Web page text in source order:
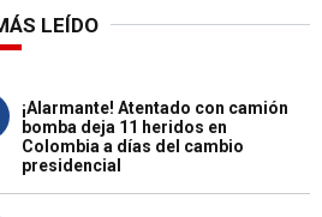
LEÍDO
¡Alarmante! Atentado con camión
bomba deja 11 heridos en
Colombia a días del cambio
presidencial